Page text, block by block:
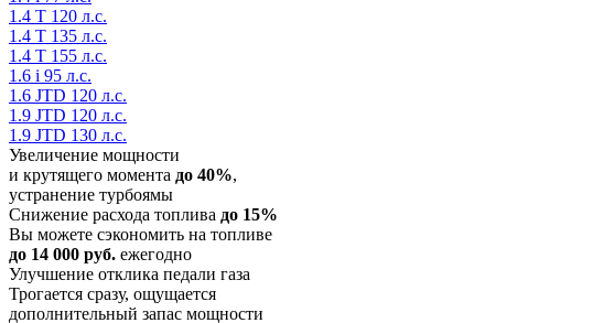
1.4 T 120 л.с.
1.4 T 135 л.с.
1.4 T 155 л.с.
1.6 i 95 л.с.
1.6 JTD 120 л.с.
1.9 JTD 120 л.с.
1.9 JTD 130 л.с.
Увеличение мощности
и крутящего момента до 40%,
устранение турбоямы
Снижение расхода топлива до 15%
Вы можете сэкономить на топливе
до 14 000 руб. ежегодно
Улучшение отклика педали газа
Трогается сразу, ощущается
дополнительный запас мощности